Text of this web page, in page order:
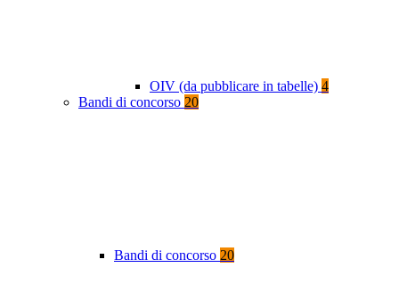
OIV (da pubblicare in tabelle) 4
Bandi di concorso 20
Bandi di concorso 20